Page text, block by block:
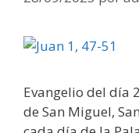
Evangelio del día
de San Miguel,